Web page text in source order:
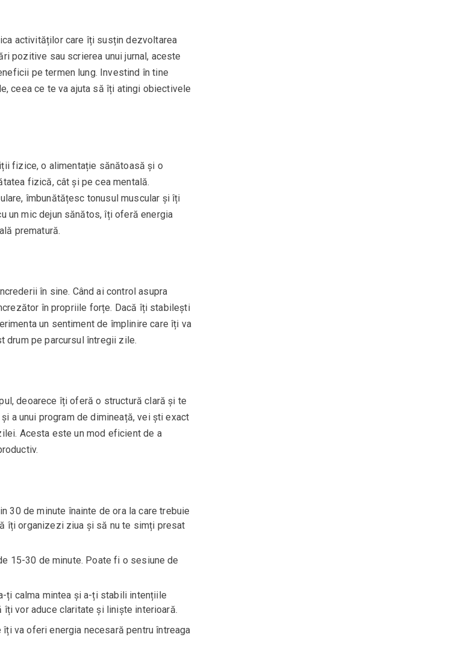
activităților care îți susțin dezvoltarea
pozitive sau scrierea unui jurnal, aceste
pe termen lung. Investind în tine
ceea ce te va ajuta să îți atingi obiectivele
fizice, o alimentație sănătoasă și o
fizică, cât și pe cea mentală.
îmbunătățesc tonusul muscular și îți
un mic dejun sănătos, îți oferă energia
prematură.
în sine. Când ai control asupra
în propriile forțe. Dacă îți stabilești
un sentiment de împlinire care îți va
drum pe parcursul întregii zile.
deoarece îți oferă o structură clară și te
a unui program de dimineață, vei ști exact
Acesta este un mod eficient de a
30 de minute înainte de ora la care trebuie
îți organizezi ziua și să nu te simți presat
15-30 de minute. Poate fi o sesiune de
ți calma mintea și a-ți stabili intențiile
vor aduce claritate și liniște interioară.
va oferi energia necesară pentru întreaga